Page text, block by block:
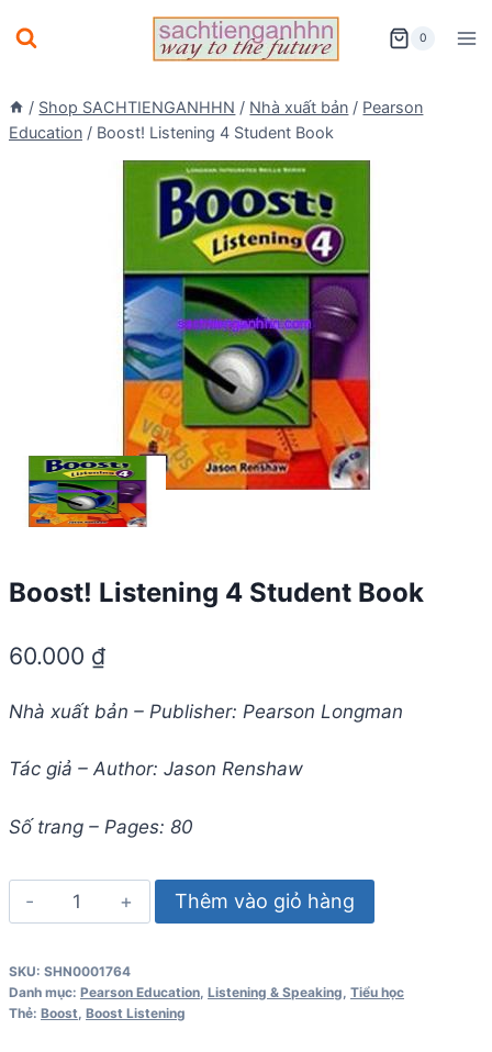
to
0
/ Shop SACHTIENGANHHN / Nhà xuất bản / Pearson
Education / Boost! Listening 4 Student Book
Boost! Listening 4 Student Book
60.000 ₫
Nhà xuất bản – Publisher: Pearson Longman
Tác giả – Author: Jason Renshaw
Số trang – Pages: 80
Boost!
Listening
Student
Book
Thêm vào giỏ hàng
SKU: SHN0001764
Danh mục: Pearson Education Listening & Speaking Tiểu học
Thẻ: Boost Boost Listening